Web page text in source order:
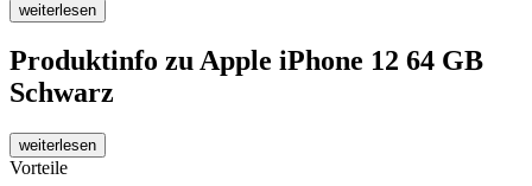
weiterlesen
Produktinfo zu Apple iPhone 12 64 GB
Schwarz
weiterlesen
Vorteile